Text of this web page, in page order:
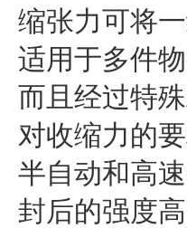
缩张力可将
适用于多件
而且经过特
对收缩力的
半自动和高
封后的强度